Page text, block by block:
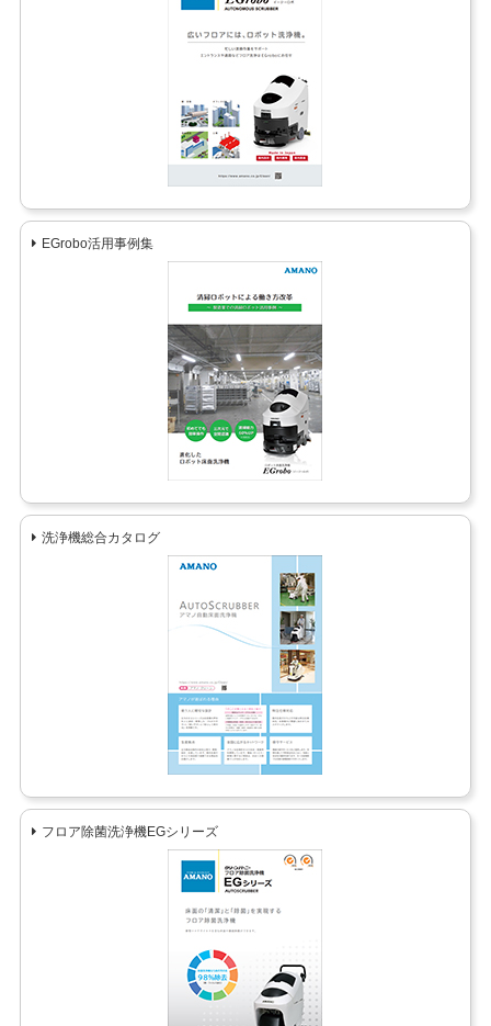
EGrobo活用事例集
洗浄機総合カタログ
フロア除菌洗浄機EGシリーズ